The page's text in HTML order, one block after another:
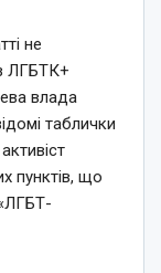
не
ЛГБТК+
влада
таблички
пунктів, що